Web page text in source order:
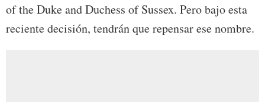
of the Duke and Duchess of Sussex. Pero bajo esta
reciente decisión, tendrán que repensar ese nombre.